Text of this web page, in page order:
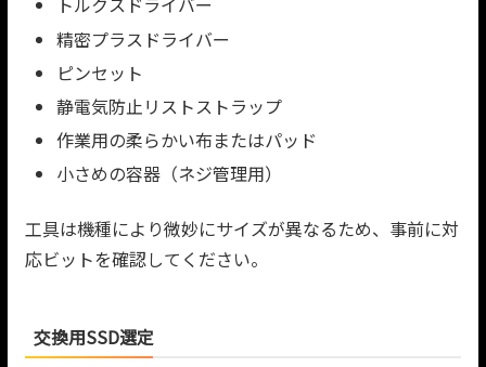
精密プラスドライバー
ピンセット
静電気防止リストストラップ
作業用の柔らかい布またはパッド
小さめの容器（ネジ管理用）
工具は機種により微妙にサイズが異なるため、事前に対
応ビットを確認してください。
交換用SSD選定